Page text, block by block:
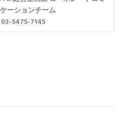
ーションチーム
03-5475-7145